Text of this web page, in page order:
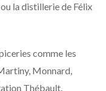
la distillerie de Félix
comme les
Monnard,
Thébault.